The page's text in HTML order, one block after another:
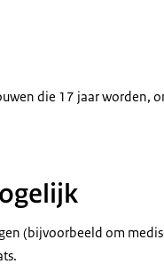
die 17 jaar worden,
(bijvoorbeeld om